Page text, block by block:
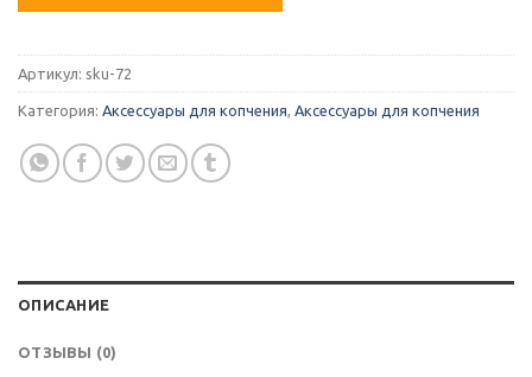
Артикул: sku-72
Категория: Аксессуары для копчения, Аксессуары для копчения
ОПИСАНИЕ
ОТЗЫВЫ (0)